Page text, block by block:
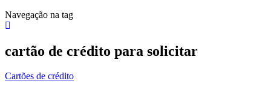
Navegação na tag
cartão de crédito para solicitar
Cartões de crédito